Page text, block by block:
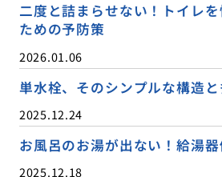
二度と詰まらせない！トイレ
ための予防策
2026.01.06
単水栓、そのシンプルな構造
2025.12.24
お風呂のお湯が出ない！給湯
2025.12.18